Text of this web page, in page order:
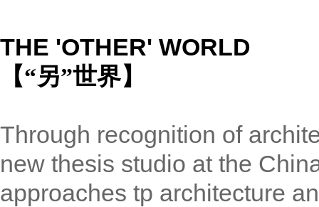
THE 'OTHER' WORLD
【“另”世界】
Through recognition of
new thesis studio at the
approaches tp architecture